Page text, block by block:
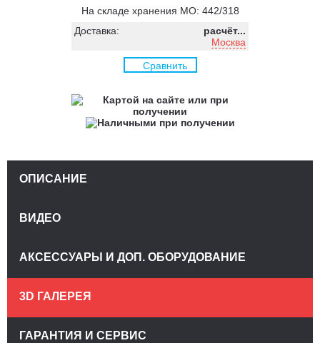
На складе хранения МО: 442/318
Доставка:
расчёт...
Москва
Сравнить
ОПИСАНИЕ
ВИДЕО
АКСЕССУАРЫ И ДОП. ОБОРУДОВАНИЕ
3D ГАЛЕРЕЯ
ГАРАНТИЯ И СЕРВИС